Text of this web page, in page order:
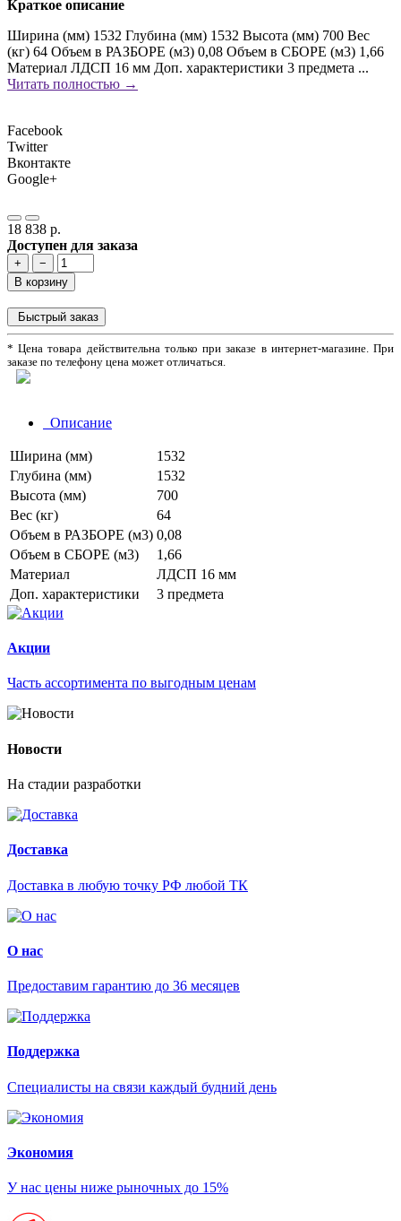
Краткое описание
Ширина (мм) 1532 Глубина (мм) 1532 Высота (мм) 700 Вес
(кг) 64 Объем в РАЗБОРЕ (м3) 0,08 Объем в СБОРЕ (м3) 1,66
Материал ЛДСП 16 мм Доп. характеристики 3 предмета ...
Читать полностью →
Facebook
Twitter
Вконтакте
Google+
18 838 р.
Доступен для заказа
+
−
В корзину
Быстрый заказ
* Цена товара действительна только при заказе в интернет-магазине. При
заказе по телефону цена может отличаться.
Описание
Ширина (мм)
1532
Глубина (мм)
1532
Высота (мм)
700
Вес (кг)
64
Объем в РАЗБОРЕ (м3) 0,08
Объем в СБОРЕ (м3)
1,66
Материал
ЛДСП 16 мм
Доп. характеристики
3 предмета
Акции
Часть ассортимента по выгодным ценам
Новости
На стадии разработки
Доставка
Доставка в любую точку РФ любой ТК
О нас
Предоставим гарантию до 36 месяцев
Поддержка
Специалисты на связи каждый будний день
Экономия
У нас цены ниже рыночных до 15%